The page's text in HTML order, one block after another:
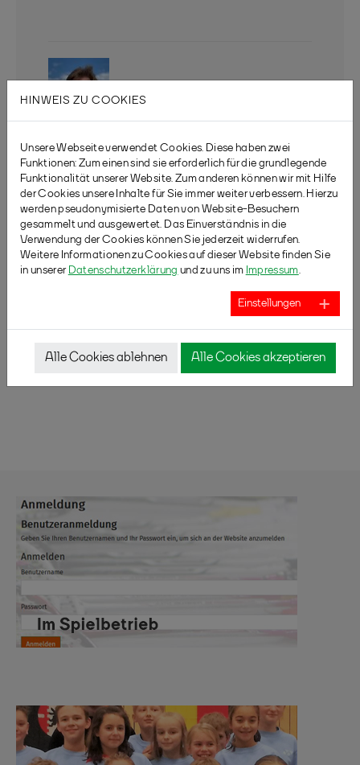
HENNING SCHADE (U19)
(02381) 928 40 57
henning.schade@badminton.nrw
ARCHIV MANNSCHAFTSSPIELBETRIEB
2021/22
2023/24
2025/26
HINWEIS ZU COOKIES
Unsere Webseite verwendet Cookies. Diese haben zwei
Funktionen: Zum einen sind sie erforderlich für die grundlegende
Funktionalität unserer Website. Zum anderen können wir mit Hilfe
der Cookies unsere Inhalte für Sie immer weiter verbessern. Hierzu
werden pseudonymisierte Daten von Website-Besuchern
gesammelt und ausgewertet. Das Einverständnis in die
Verwendung der Cookies können Sie jederzeit widerrufen.
Weitere Informationen zu Cookies auf dieser Website finden Sie
in unserer Datenschutzerklärung und zu uns im Impressum.
Einstellungen
Alle Cookies ablehnen Alle Cookies akzeptieren